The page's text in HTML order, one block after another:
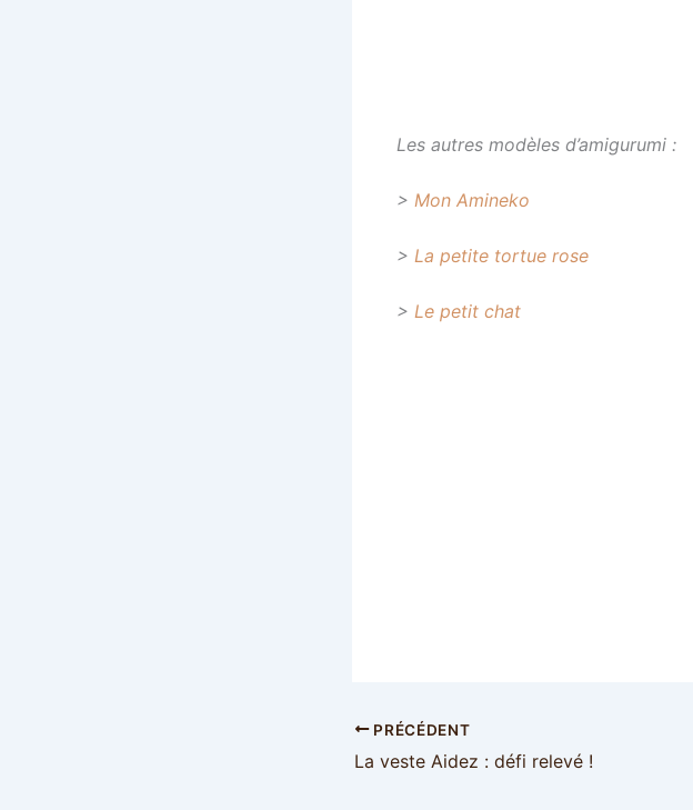
Les autres modèles d’amigurumi :
> Mon Amineko
> La petite tortue rose
> Le petit chat
PRÉCÉDENT
La veste Aidez : défi relevé !